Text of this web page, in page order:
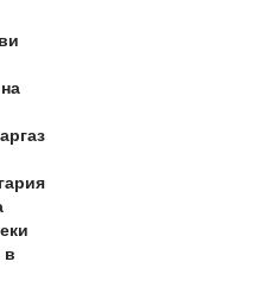
в